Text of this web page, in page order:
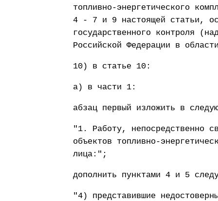
топливно-энергетического
4 - 7 и 9 настоящей статьи,
государственного контроля
Российской Федерации в
10) в статье 10:
а) в части 1:
абзац первый изложить в
"1. Работу, непосредственно
объектов топливно-
лица:";
дополнить пунктами 4 и 5
"4) представившие